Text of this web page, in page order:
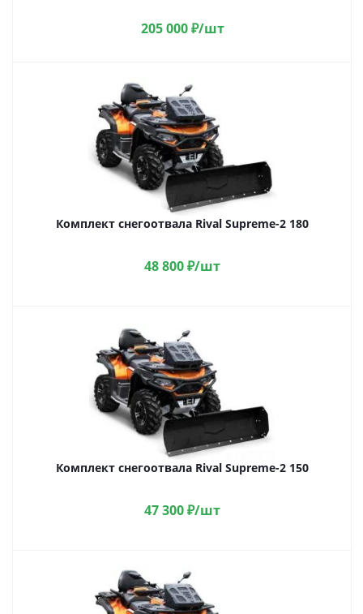
205 000₽/шт
Комплект снегоотвала Rival Supreme-2 180
48 800₽/шт
Комплект снегоотвала Rival Supreme-2 150
47 300₽/шт